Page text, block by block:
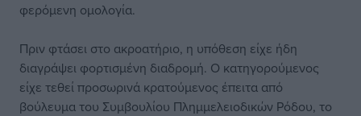
φερόμενη ομολογία.
Πριν φτάσει στο ακροατήριο, η υπόθεση είχε ήδη
διαγράψει φορτισμένη διαδρομή. Ο κατηγορούμενος
είχε τεθεί προσωρινά κρατούμενος έπειτα από
βούλευμα του Συμβουλίου Πλημμελειοδικών Ρόδου, το